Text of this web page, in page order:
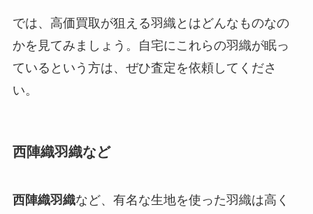
では、高価買取が狙える羽織とはどんなものなの
かを見てみましょう。自宅にこれらの羽織が眠っ
ているという方は、ぜひ査定を依頼してくださ
い。
西陣織羽織など
西陣織羽織など、有名な生地を使った羽織は高く